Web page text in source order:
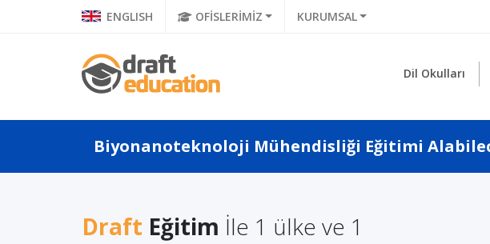
ENGLISH OFİSLERİMİZ KURUMSAL
Dil Okulları
Biyonanoteknoloji Mühendisliği Eğitimi
Draft Eğitim İle 1 ülke ve 1